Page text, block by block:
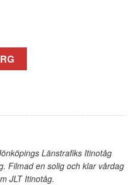
Länstrafiks Itinotåg
Filmad en solig och klar vårdag
JLT Itinotåg.